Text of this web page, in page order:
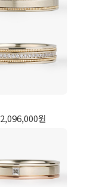
2,096,000원